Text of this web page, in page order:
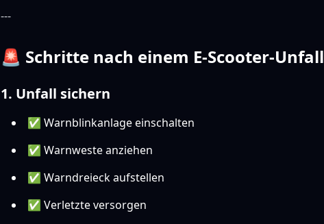
---
🚨 Schritte nach einem E-Scooter-Unfall
1. Unfall sichern
✅ Warnblinkanlage einschalten
✅ Warnweste anziehen
✅ Warndreieck aufstellen
✅ Verletzte versorgen